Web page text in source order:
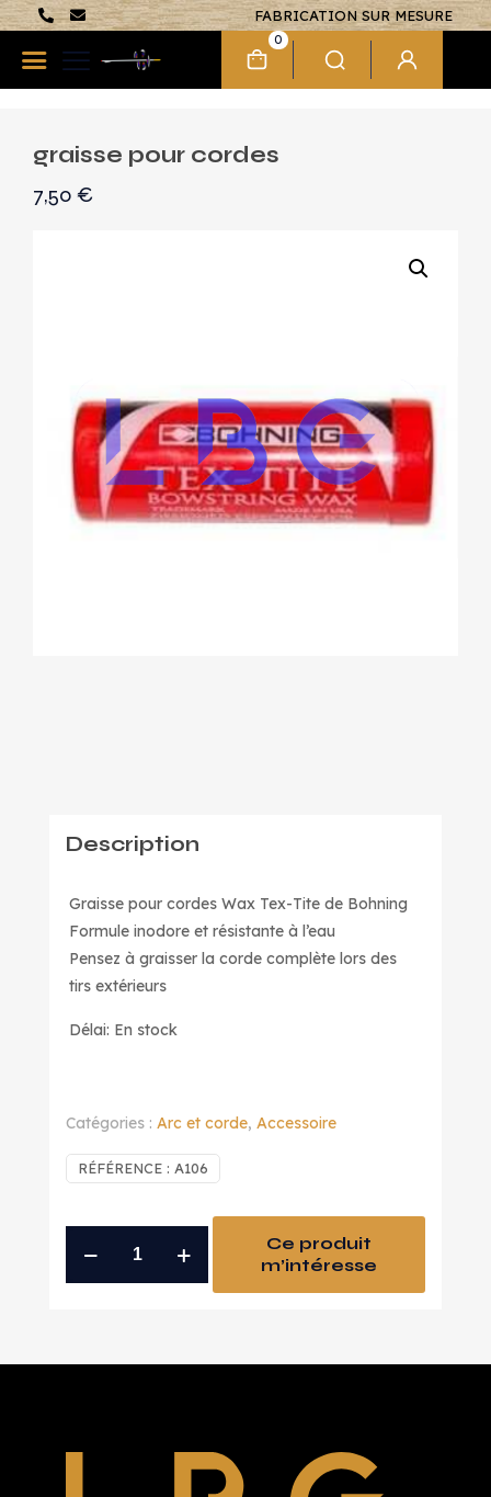
FABRICATION SUR MESURE
0
graisse pour cordes
7,50 €
Description
Graisse pour cordes Wax Tex-Tite de Bohning
Formule inodore et résistante à l’eau
Pensez à graisser la corde complète lors des
tirs extérieurs
Délai: En stock
Catégories : Arc et corde, Accessoire
RÉFÉRENCE : A106
Ce produit
m’intéresse